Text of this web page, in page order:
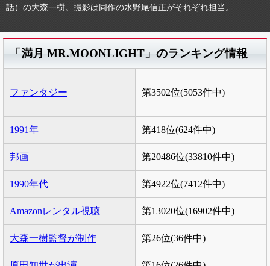
話）の大森一樹。撮影は同作の水野尾信正がそれぞれ担当。
「満月 MR.MOONLIGHT」のランキング情報
ファンタジー 第3502位(5053件中)
1991年 第418位(624件中)
邦画 第20486位(33810件中)
1990年代 第4922位(7412件中)
Amazonレンタル視聴 第13020位(16902件中)
大森一樹監督が制作 第26位(36件中)